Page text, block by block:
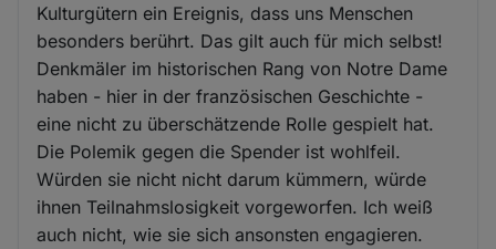
Kulturgütern ein Ereignis, dass uns Menschen
besonders berührt. Das gilt auch für mich selbst!
Denkmäler im historischen Rang von Notre Dame
haben - hier in der französischen Geschichte -
eine nicht zu überschätzende Rolle gespielt hat.
Die Polemik gegen die Spender ist wohlfeil.
Würden sie nicht nicht darum kümmern, würde
ihnen Teilnahmslosigkeit vorgeworfen. Ich weiß
auch nicht, wie sie sich ansonsten engagieren.